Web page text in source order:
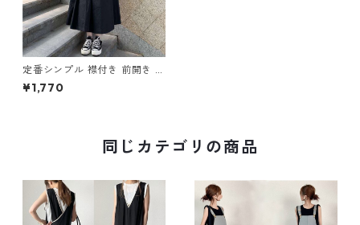
定番シンプル 襟付き 前開き シ
ャツワンピース m-362
¥1,770
同じカテゴリの商品